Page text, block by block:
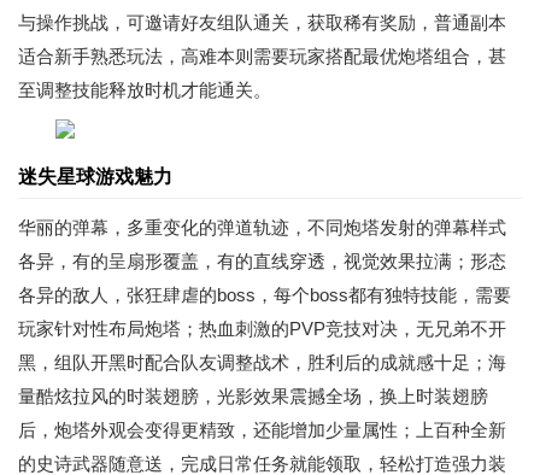
与操作挑战，可邀请好友组队通关，获取稀有奖励，普通副本
适合新手熟悉玩法，高难本则需要玩家搭配最优炮塔组合，甚
至调整技能释放时机才能通关。
迷失星球游戏魅力
华丽的弹幕，多重变化的弹道轨迹，不同炮塔发射的弹幕样式
各异，有的呈扇形覆盖，有的直线穿透，视觉效果拉满；形态
各异的敌人，张狂肆虐的boss，每个boss都有独特技能，需要
玩家针对性布局炮塔；热血刺激的PVP竞技对决，无兄弟不开
黑，组队开黑时配合队友调整战术，胜利后的成就感十足；海
量酷炫拉风的时装翅膀，光影效果震撼全场，换上时装翅膀
后，炮塔外观会变得更精致，还能增加少量属性；上百种全新
的史诗武器随意送，完成日常任务就能领取，轻松打造强力装